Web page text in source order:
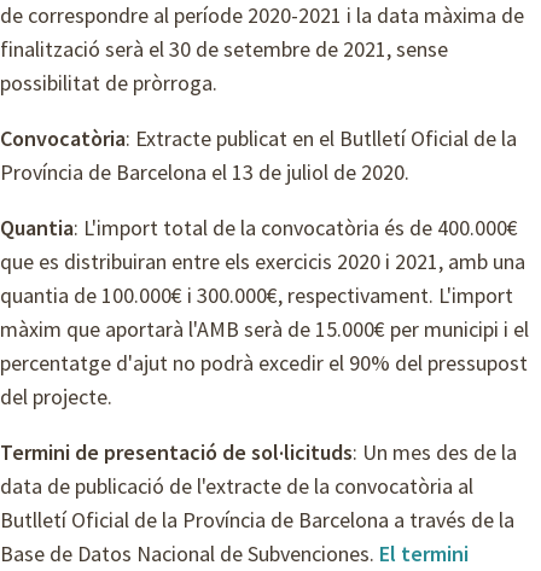
de correspondre al període 2020-2021 i la data màxima de
finalització serà el 30 de setembre de 2021, sense
possibilitat de pròrroga.
Convocatòria: Extracte publicat en el Butlletí Oficial de la
Província de Barcelona el 13 de juliol de 2020.
Quantia: L'import total de la convocatòria és de 400.000€
que es distribuiran entre els exercicis 2020 i 2021, amb una
quantia de 100.000€ i 300.000€, respectivament. L'import
màxim que aportarà l'AMB serà de 15.000€ per municipi i el
percentatge d'ajut no podrà excedir el 90% del pressupost
del projecte.
Termini de presentació de sol·licituds: Un mes des de la
data de publicació de l'extracte de la convocatòria al
Butlletí Oficial de la Província de Barcelona a través de la
Base de Datos Nacional de Subvenciones. El termini